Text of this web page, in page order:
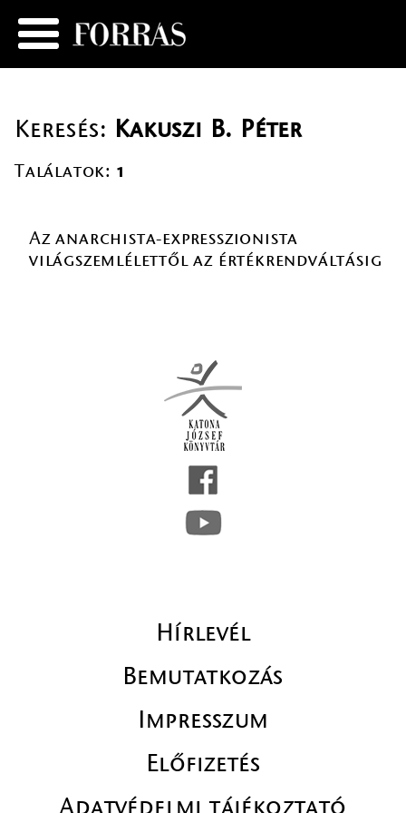
Keresés: Kakuszi B. Péter
Találatok: 1
Az anarchista-expresszionista
világszemlélettől az értékrendváltásig
Hírlevél
Bemutatkozás
Impresszum
Előfizetés
Adatvédelmi tájékoztató